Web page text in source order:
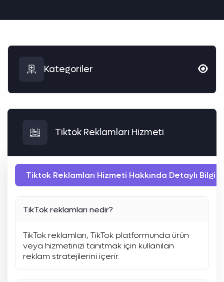
Kategoriler
Tiktok Reklamları Hizmeti
Tiktok Reklamları Hizmeti Hakkında Detaylı Bilgi
TikTok reklamları nedir?
TikTok reklamları, TikTok platformunda ürün
veya hizmetinizi tanıtmak için kullanılan
reklam stratejilerini içerir.